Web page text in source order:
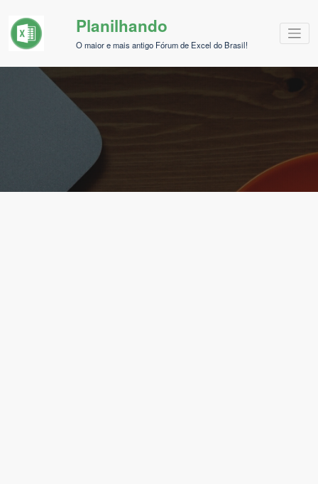
para
conteúdo
Planilhando
O maior e mais antigo Fórum de Excel do Brasil!